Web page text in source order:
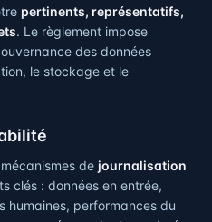
pertinents, représentatifs,
. Le règlement impose
des données
le stockage et le
de journalisation
clés : données en entrée,
humaines, performances du